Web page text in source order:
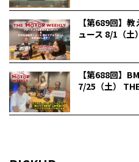
【第689回】
ュース 8/1（土
【第688回】
7/25（土）